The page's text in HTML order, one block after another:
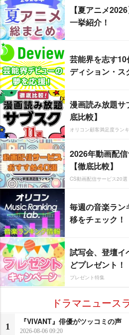
【夏アニメ
一挙紹介！
芸能界を志す
ディション・
漫画読み放題サ
底比較】
オリコン顧客満足度ラン
2026年動画配
【徹底比較】
CS動画配信サービス20選
毎週の音楽ラン
移をチェック！
試写会、登壇イ
どプレゼント！
プレゼント特集
ドラマニュース
1
『VIVANT』俳優がツッコミの声
2026-08-06 09:20